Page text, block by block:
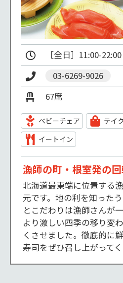
［全日］11:00-22:00
03-6269-9026
67席
ベビーチェア
テイ
イートイン
漁師の町・根室発の回
北海道最東端に位置する
元です。地の利を知った
とこだわりは漁師さんが
より激しい四季の移り変
くさせました。徹底的に
寿司をぜひ召し上がってく